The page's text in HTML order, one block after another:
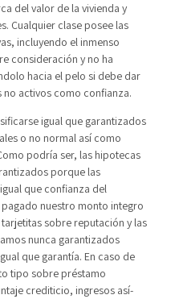
del valor de la vivienda y
Cualquier clase posee las
incluyendo el inmenso
consideración y no ha
hacia el pelo si debe dar
no activos como confianza.
igual que garantizados
o no normal así­ como
podrí­a ser, las hipotecas
porque las
que confianza del
nuestro monto integro
sobre reputación y las
nunca garantizados
que garantía. En caso de
tipo sobre préstamo
crediticio, ingresos así­